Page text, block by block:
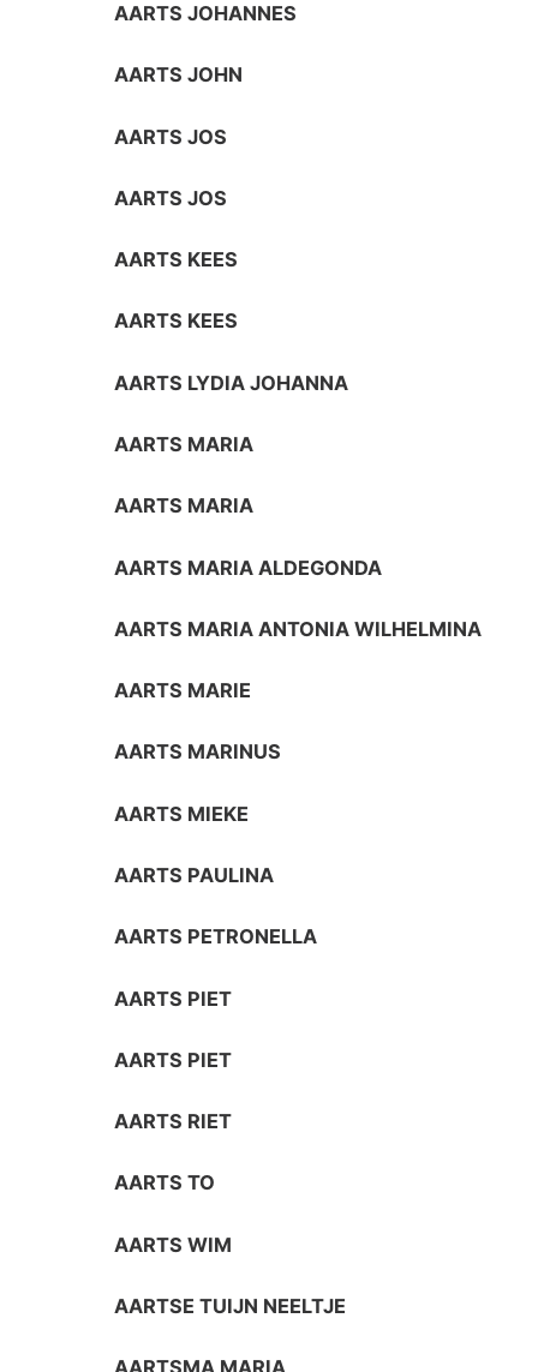
AARTS JOHANNES
AARTS JOHN
AARTS JOS
AARTS JOS
AARTS KEES
AARTS KEES
AARTS LYDIA JOHANNA
AARTS MARIA
AARTS MARIA
AARTS MARIA ALDEGONDA
AARTS MARIA ANTONIA WILHELMINA
AARTS MARIE
AARTS MARINUS
AARTS MIEKE
AARTS PAULINA
AARTS PETRONELLA
AARTS PIET
AARTS PIET
AARTS RIET
AARTS TO
AARTS WIM
AARTSE TUIJN NEELTJE